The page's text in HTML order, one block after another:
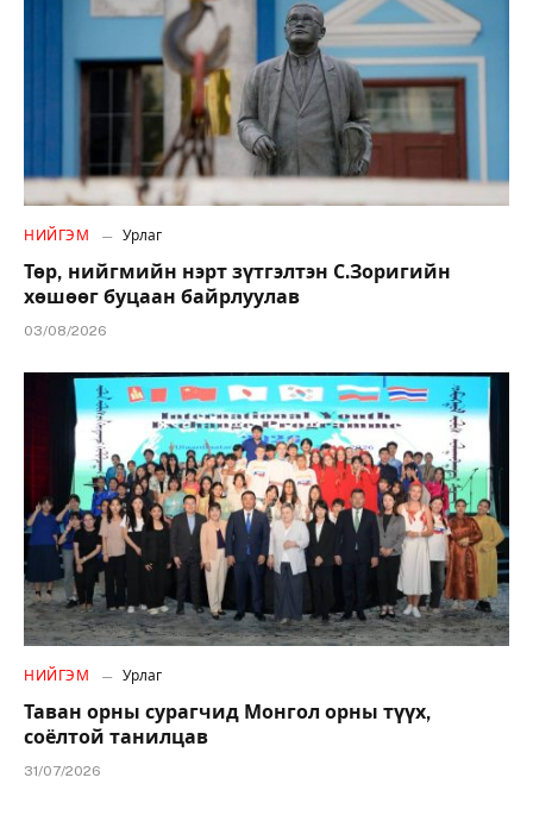
НИЙГЭМ Урлаг
Төр, нийгмийн нэрт зүтгэлтэн С.Зоригийн
хөшөөг буцаан байрлуулав
03/08/2026
НИЙГЭМ Урлаг
Таван орны сурагчид Монгол орны түүх,
соёлтой танилцав
31/07/2026